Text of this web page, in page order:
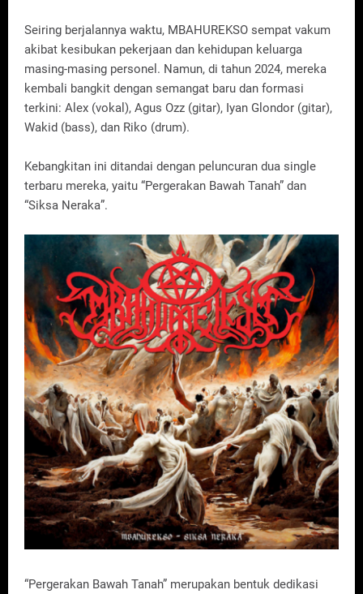
Seiring berjalannya waktu, MBAHUREKSO sempat vakum
akibat kesibukan pekerjaan dan kehidupan keluarga
masing-masing personel. Namun, di tahun 2024, mereka
kembali bangkit dengan semangat baru dan formasi
terkini: Alex (vokal), Agus Ozz (gitar), Iyan Glondor (gitar),
Wakid (bass), dan Riko (drum).
Kebangkitan ini ditandai dengan peluncuran dua single
terbaru mereka, yaitu “Pergerakan Bawah Tanah” dan
“Siksa Neraka”.
“Pergerakan Bawah Tanah” merupakan bentuk dedikasi